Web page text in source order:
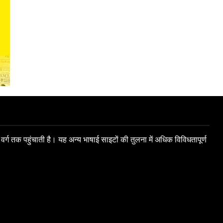
तक पहुंचाती है। यह अन्य भाषाई साइटों की तुलना में अधिक विविधतापूर्ण